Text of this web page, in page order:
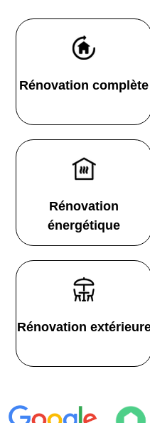
Rénovation complète
Rénovation
énergétique
Rénovation